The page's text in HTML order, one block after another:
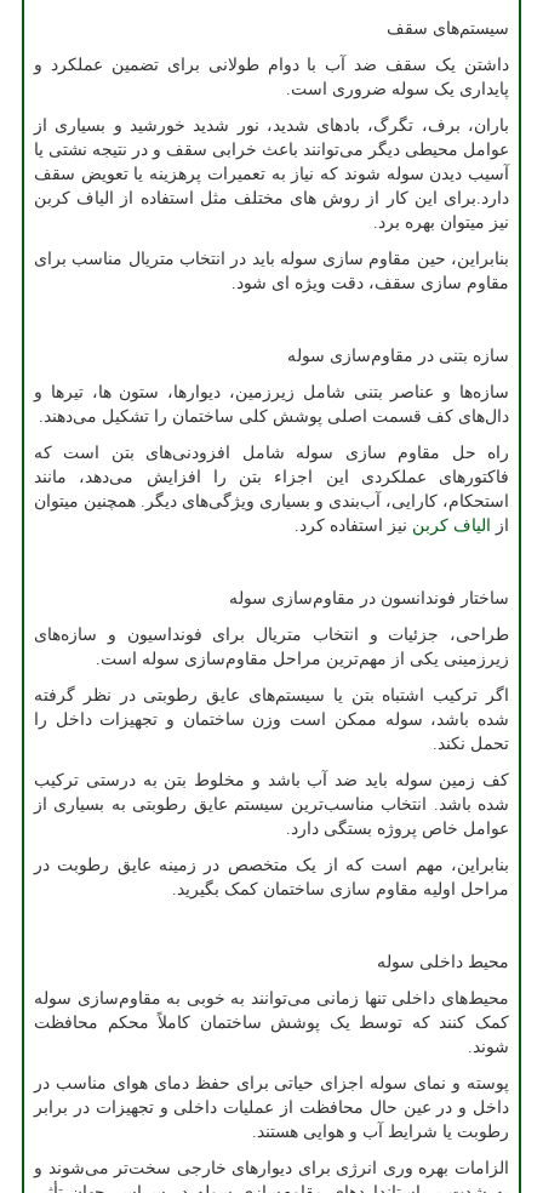
سیستم‌های سقف
داشتن یک سقف ضد آب با دوام طولانی برای تضمین عملکرد و
پایداری یک سوله ضروری است.
باران، برف، تگرگ، بادهای شدید، نور شدید خورشید و بسیاری از
عوامل محیطی دیگر می‌توانند باعث خرابی سقف و در نتیجه نشتی یا
آسیب دیدن سوله شوند که نیاز به تعمیرات پرهزینه یا تعویض سقف
دارد.برای این کار از روش های مختلف مثل استفاده از الیاف کربن
نیز میتوان بهره برد.
بنابراین، حین مقاوم سازی سوله باید در انتخاب متریال مناسب برای
مقاوم سازی سقف، دقت ویژه ای شود.
سازه بتنی در مقاوم‌سازی سوله
سازه‌ها و عناصر بتنی شامل زیرزمین، دیوارها، ستون ها، تیرها و
دال‌های کف قسمت اصلی پوشش کلی ساختمان را تشکیل می‌دهند.
راه حل مقاوم سازی سوله شامل افزودنی‌های بتن است که
فاکتورهای عملکردی این اجزاء بتن را افزایش می‌دهد، مانند
استحکام، کارایی، آب‌بندی و بسیاری ویژگی‌های دیگر. همچنین میتوان
از
الیاف کربن نیز استفاده کرد.
ساختار فوندانسون در مقاوم‌سازی سوله
طراحی، جزئیات و انتخاب متریال برای فونداسیون و سازه‌های
زیرزمینی یکی از مهم‌ترین مراحل مقاوم‌سازی سوله است.
اگر ترکیب اشتباه بتن یا سیستم‌های عایق رطوبتی در نظر گرفته
شده باشد، سوله ممکن است وزن ساختمان و تجهیزات داخل را
تحمل نکند.
کف زمین سوله باید ضد آب باشد و مخلوط بتن به درستی ترکیب
شده باشد. انتخاب مناسب‌ترین سیستم عایق رطوبتی به بسیاری از
عوامل خاص پروژه بستگی دارد.
بنابراین، مهم است که از یک متخصص در زمینه عایق رطوبت در
مراحل اولیه مقاوم سازی ساختمان کمک بگیرید.
محیط داخلی سوله
محیط‌های داخلی تنها زمانی می‌توانند به خوبی به مقاوم‌سازی سوله
کمک کنند که توسط یک پوشش ساختمان کاملاً محکم محافظت
شوند.
پوسته و نمای سوله اجزای حیاتی برای حفظ دمای هوای مناسب در
داخل و در عین حال محافظت از عملیات داخلی و تجهیزات در برابر
رطوبت یا شرایط آب و هوایی هستند.
الزامات بهره وری انرژی برای دیوارهای خارجی سخت‌تر می‌شوند و